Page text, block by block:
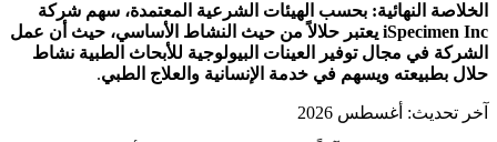
الخلاصة النهائية: بحسب الهيئات الشرعية المعتمدة، سهم شركة
iSpecimen Inc يعتبر حلالاً من حيث النشاط الأساسي، حيث أن عمل
الشركة في مجال توفير العينات البيولوجية للأبحاث الطبية نشاط
حلال بطبيعته ويسهم في خدمة الإنسانية والعلاج الطبي .
آخر تحديث: أغسطس 2026